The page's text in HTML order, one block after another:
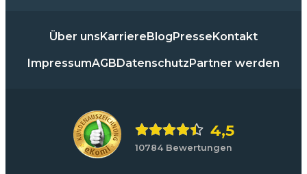
Über unsKarriereBlogPresseKontakt
ImpressumAGBDatenschutzPartner werden
4,5
10784 Bewertungen